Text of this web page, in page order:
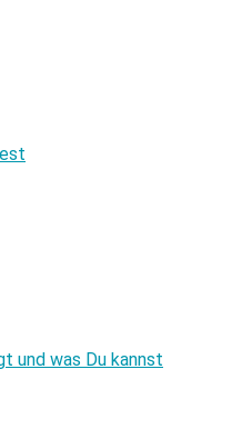
und was Du kannst